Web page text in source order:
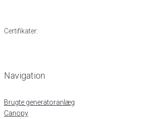
Certifikater:
Navigation
Brugte generatoranlæg
Canopy